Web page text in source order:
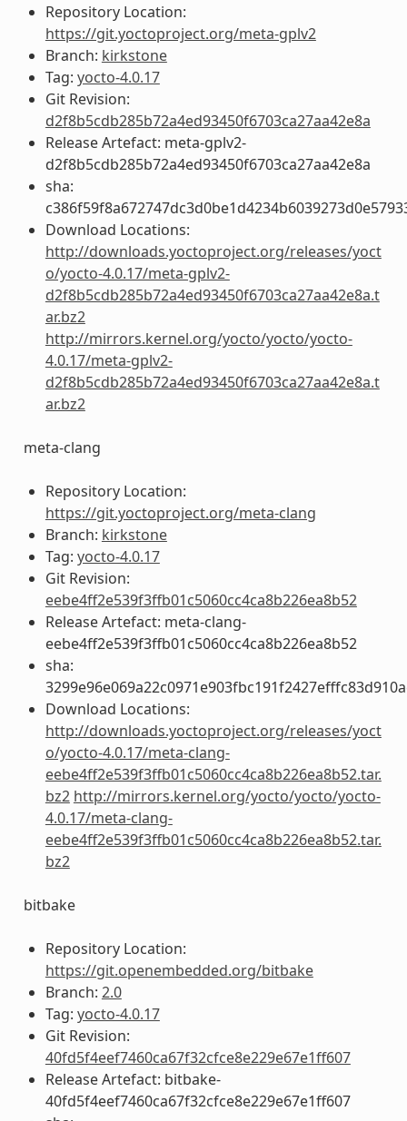
Repository Location:
https://git.yoctoproject.org/meta-gplv2
Branch: kirkstone
Tag: yocto-4.0.17
Git Revision:
d2f8b5cdb285b72a4ed93450f6703ca27aa42e8a
Release Artefact: meta-gplv2-
d2f8b5cdb285b72a4ed93450f6703ca27aa42e8a
sha:
Download Locations:
http://downloads.yoctoproject.org/releases/yoct
o/yocto-4.0.17/meta-gplv2-
d2f8b5cdb285b72a4ed93450f6703ca27aa42e8a.t
ar.bz2
http://mirrors.kernel.org/yocto/yocto/yocto-
4.0.17/meta-gplv2-
d2f8b5cdb285b72a4ed93450f6703ca27aa42e8a.t
ar.bz2
meta-clang
Repository Location:
https://git.yoctoproject.org/meta-clang
Branch: kirkstone
Tag: yocto-4.0.17
Git Revision:
eebe4ff2e539f3ffb01c5060cc4ca8b226ea8b52
Release Artefact: meta-clang-
eebe4ff2e539f3ffb01c5060cc4ca8b226ea8b52
sha:
Download Locations:
http://downloads.yoctoproject.org/releases/yoct
o/yocto-4.0.17/meta-clang-
eebe4ff2e539f3ffb01c5060cc4ca8b226ea8b52.tar.
bz2 http://mirrors.kernel.org/yocto/yocto/yocto-
4.0.17/meta-clang-
eebe4ff2e539f3ffb01c5060cc4ca8b226ea8b52.tar.
bz2
bitbake
Repository Location:
https://git.openembedded.org/bitbake
Branch: 2.0
Tag: yocto-4.0.17
Git Revision:
40fd5f4eef7460ca67f32cfce8e229e67e1ff607
Release Artefact: bitbake-
40fd5f4eef7460ca67f32cfce8e229e67e1ff607